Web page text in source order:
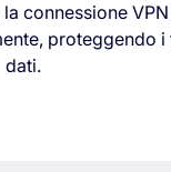
connessione VPN
proteggendo i
dati.